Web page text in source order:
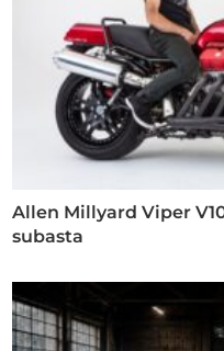
Allen Millyard Viper
subasta